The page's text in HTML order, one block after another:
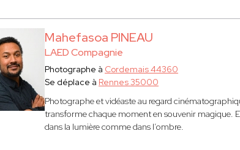
Mahefasoa PINEAU
LAED Compagnie
Photographe à Cordemais 44360
Se déplace à Rennes 35000
Photographe et vidéaste au regard
transforme chaque moment en souvenir magique.
dans la lumière comme dans l’ombre.